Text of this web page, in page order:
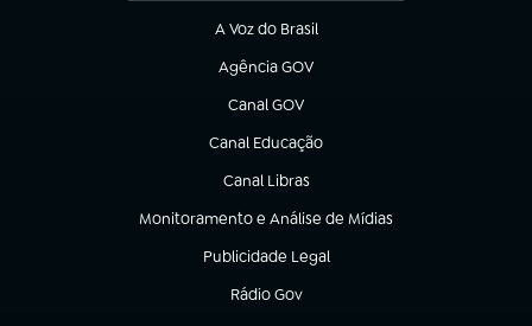
A Voz do Brasil
(abre em nova aba)
Agência GOV
(abre em nova aba)
Canal GOV
(abre em nova aba)
Canal Educação
(abre em nova aba)
Canal Libras
(abre em nova aba)
Monitoramento e Análise de Mídias
(abre em nova aba)
Publicidade Legal
(abre em nova aba)
Rádio Gov
(abre em nova aba)